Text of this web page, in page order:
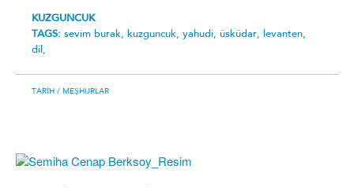
KUZGUNCUK
TAGS: sevim burak, kuzguncuk, yahudi, üsküdar,
levanten,
dil,
TARIH / MEŞHURLAR